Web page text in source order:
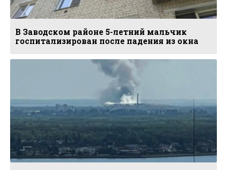
В Заводском районе 5-летний мальчик
госпитализирован после падения из окна